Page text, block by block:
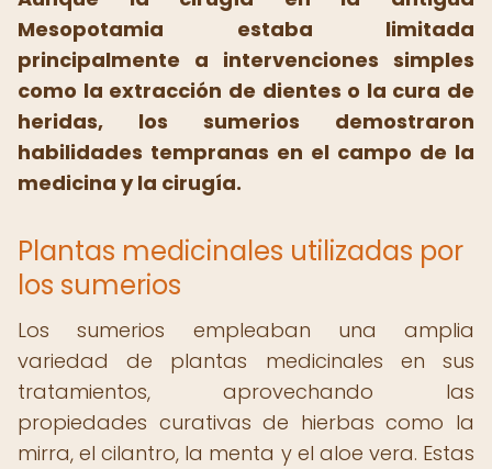
Mesopotamia estaba limitada
principalmente a intervenciones simples
como la extracción de dientes o la cura de
heridas, los sumerios demostraron
habilidades tempranas en el campo de la
medicina y la cirugía.
Plantas medicinales utilizadas por
los sumerios
Los sumerios empleaban una amplia
variedad de plantas medicinales en sus
tratamientos, aprovechando las
propiedades curativas de hierbas como la
mirra, el cilantro, la menta y el aloe vera. Estas